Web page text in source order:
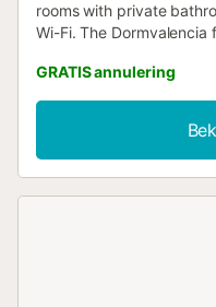
rooms with private
Wi-Fi. The Dormvalencia
GRATIS annulering